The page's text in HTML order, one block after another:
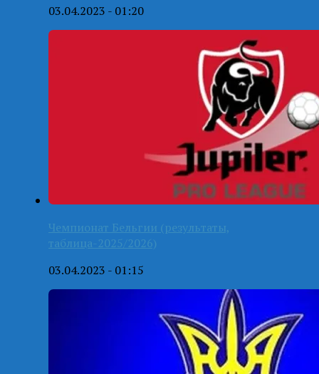
03.04.2023 - 01:20
Чемпионат Бельгии (результаты,
таблица-2025/2026)
03.04.2023 - 01:15